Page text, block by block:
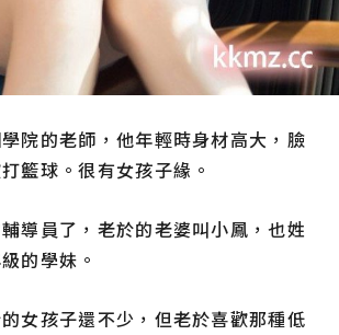
院的老師，他年輕時身材高大，臉
籃球。很有女孩子緣。
導員了，老於的老婆叫小鳳，也姓
的學妹。
女孩子還不少，但老於喜歡那種低